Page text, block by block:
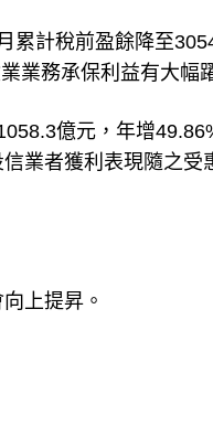
累計稅前盈餘降至
業務承保利益有大幅
億元，年增
業者獲利表現隨之受
上提昇。